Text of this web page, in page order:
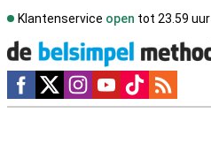
Klantenservice open tot 23.59 uur
Social media